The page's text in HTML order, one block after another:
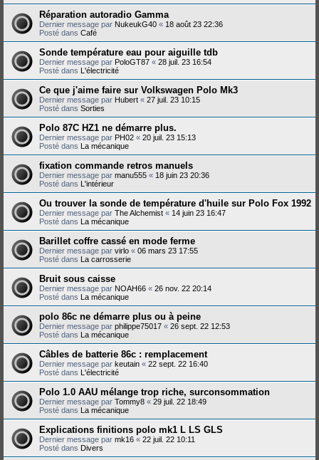
Réparation autoradio Gamma
Dernier message par NukeukG40 « 18 août 23 22:36
Posté dans Café
Sonde température eau pour aiguille tdb
Dernier message par PoloGT87 « 28 juil. 23 16:54
Posté dans L'électricité
Ce que j'aime faire sur Volkswagen Polo Mk3
Dernier message par Hubert « 27 juil. 23 10:15
Posté dans Sorties
Polo 87C HZ1 ne démarre plus.
Dernier message par PH02 « 20 juil. 23 15:13
Posté dans La mécanique
fixation commande retros manuels
Dernier message par manu555 « 18 juin 23 20:36
Posté dans L'intérieur
Ou trouver la sonde de température d'huile sur Polo Fox 1992
Dernier message par The Alchemist « 14 juin 23 16:47
Posté dans La mécanique
Barillet coffre cassé en mode ferme
Dernier message par virlo « 06 mars 23 17:55
Posté dans La carrosserie
Bruit sous caisse
Dernier message par NOAH66 « 26 nov. 22 20:14
Posté dans La mécanique
polo 86c ne démarre plus ou à peine
Dernier message par philippe75017 « 26 sept. 22 12:53
Posté dans La mécanique
Câbles de batterie 86c : remplacement
Dernier message par keutain « 22 sept. 22 16:40
Posté dans L'électricité
Polo 1.0 AAU mélange trop riche, surconsommation
Dernier message par Tommy8 « 29 juil. 22 18:49
Posté dans La mécanique
Explications finitions polo mk1 L LS GLS
Dernier message par mk16 « 22 juil. 22 10:11
Posté dans Divers